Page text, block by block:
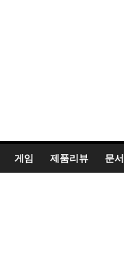
게임 제품리뷰 문서